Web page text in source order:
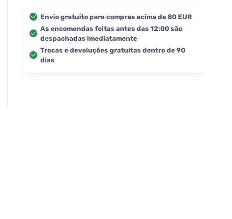
Envio gratuito para compras acima de 80 EUR
As encomendas feitas antes das 12:00 são
despachadas imediatamente
Trocas e devoluções gratuitas dentro de 90
dias